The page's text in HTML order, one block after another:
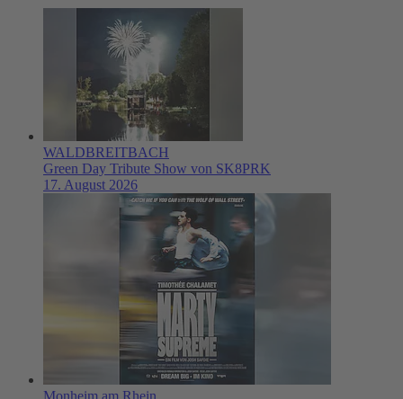
WALDBREITBACH
Green Day Tribute Show von SK8PRK
17. August 2026
Monheim am Rhein